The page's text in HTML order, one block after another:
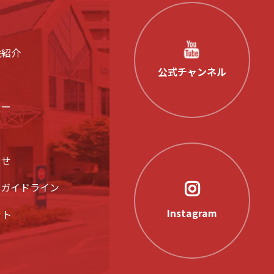
介
イドライン
公式チャンネル
Instagram